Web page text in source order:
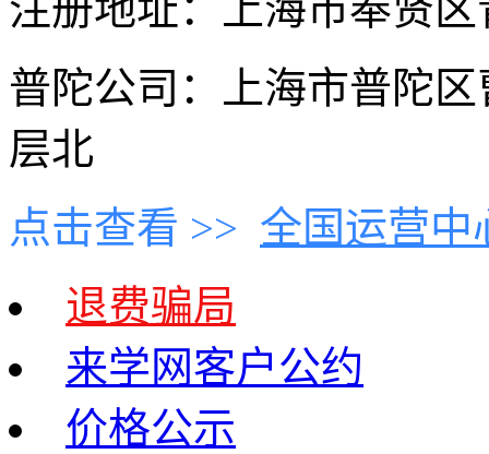
注册地址：上海市奉贤
普陀公司：上海市普陀
层北
点击查看 >> 全国运营中
退费骗局
来学网客户公约
价格公示